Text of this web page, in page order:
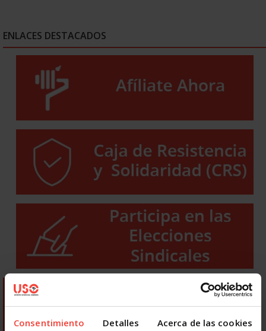
Consentimiento Detalles Acerca de las cookies
ENLACES DESTACADOS